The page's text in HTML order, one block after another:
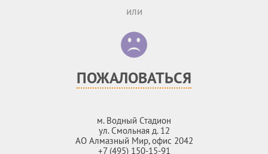
или
ПОЖАЛОВАТЬСЯ
м. Водный Стадион
ул. Смольная д. 12
АО Алмазный Мир, офис 2042
+7 (495) 150-15-91